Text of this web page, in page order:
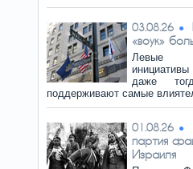
03.08.26
«воук»
Левые
даже
поддерживают самые
01.08.26
партия
Израиля